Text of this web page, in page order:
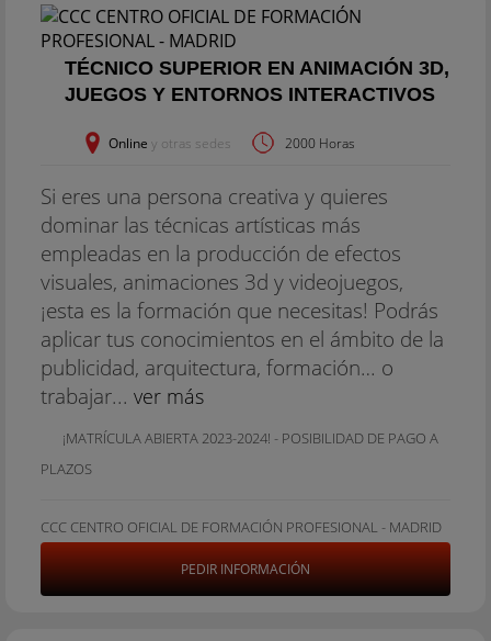
TÉCNICO SUPERIOR EN ANIMACIÓN 3D,
JUEGOS Y ENTORNOS INTERACTIVOS
Online y otras sedes 2000 Horas
Si eres una persona creativa y quieres
dominar las técnicas artísticas más
empleadas en la producción de efectos
visuales, animaciones 3d y videojuegos,
¡esta es la formación que necesitas! Podrás
aplicar tus conocimientos en el ámbito de la
publicidad, arquitectura, formación… o
trabajar... ver más
¡MATRÍCULA ABIERTA 2023-2024! - POSIBILIDAD DE PAGO A
PLAZOS
CCC CENTRO OFICIAL DE FORMACIÓN PROFESIONAL - MADRID
PEDIR INFORMACIÓN